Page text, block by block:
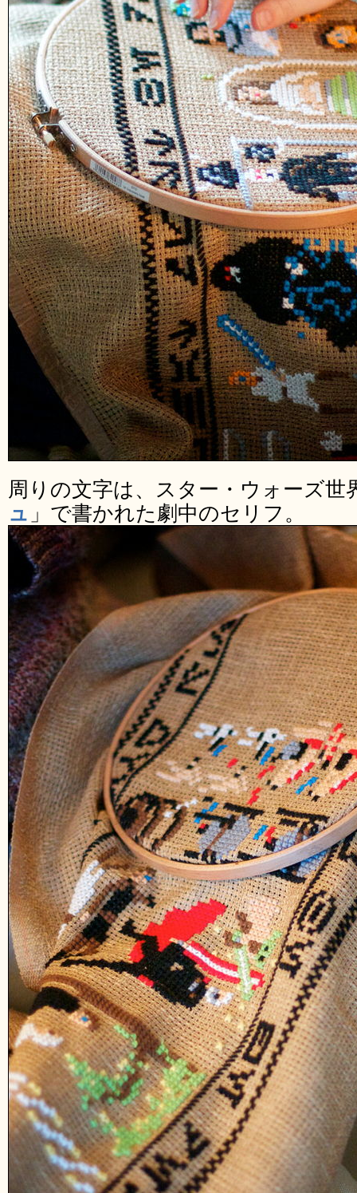
周りの文字は、スター・ウォーズ世
ュ 」で書かれた劇中のセリフ。